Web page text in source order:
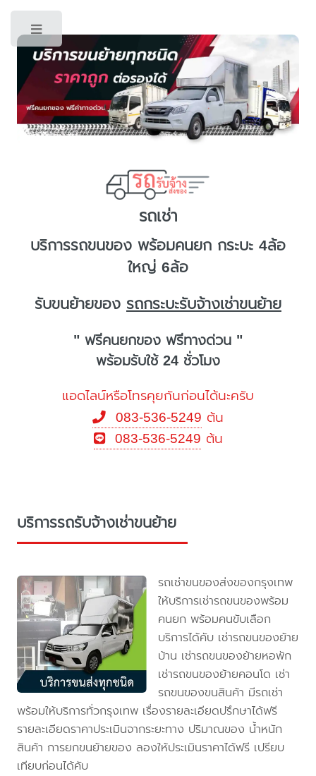
รถเช่า
บริการรถขนของ พร้อมคนยก กระบะ 4ล้อ
ใหญ่ 6ล้อ
รับขนย้ายของ รถกระบะรับจ้างเช่าขนย้าย
" ฟรีคนยกของ ฟรีทางด่วน "
พร้อมรับใช้ 24 ชั่วโมง
แอดไลน์หรือโทรคุยกันก่อนได้นะครับ
083-536-5249 ต้น
083-536-5249 ต้น
บริการรถรับจ้างเช่าขนย้าย
รถเช่าขนของส่งของกรุงเทพ
ให้บริการเช่ารถขนของพร้อม
คนยก พร้อมคนขับเลือก
บริการได้คับ เช่ารถขนของย้าย
บ้าน เช่ารถขนของย้ายหอพัก
เช่ารถขนของย้ายคอนโด เช่า
รถขนของขนสินค้า มีรถเช่า
พร้อมให้บริการทั่วกรุงเทพ เรื่องรายละเอียดปรึกษาได้ฟรี
รายละเอียดราคาประเมินจากระยะทาง ปริมาณของ น้ำหนัก
สินค้า การยกขนย้ายของ ลองให้ประเมินราคาได้ฟรี เปรียบ
เทียบก่อนได้คับ
Toggle